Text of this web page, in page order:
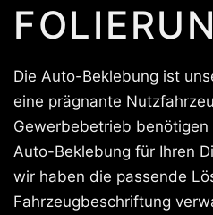
Die Auto-Beklebung ist
eine prägnante
Gewerbebetrieb
Auto-Beklebung für Ihren
wir haben die passende
Fahrzeugbeschriftung